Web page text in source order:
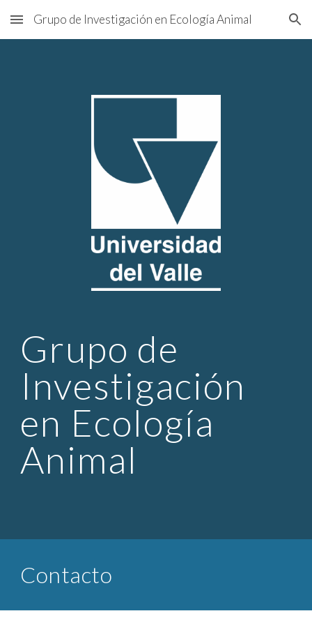
Skip to main content Skip to navigation
Grupo de Investigación en Ecología Animal
Grupo de
Investigación
en Ecología
Animal
Contacto